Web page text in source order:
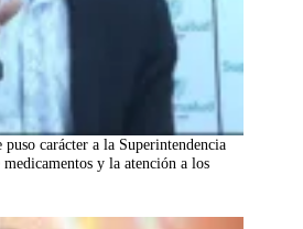
carácter a la Superintendencia
y la atención a los